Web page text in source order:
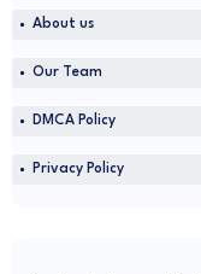
About us
Our Team
DMCA Policy
Privacy Policy